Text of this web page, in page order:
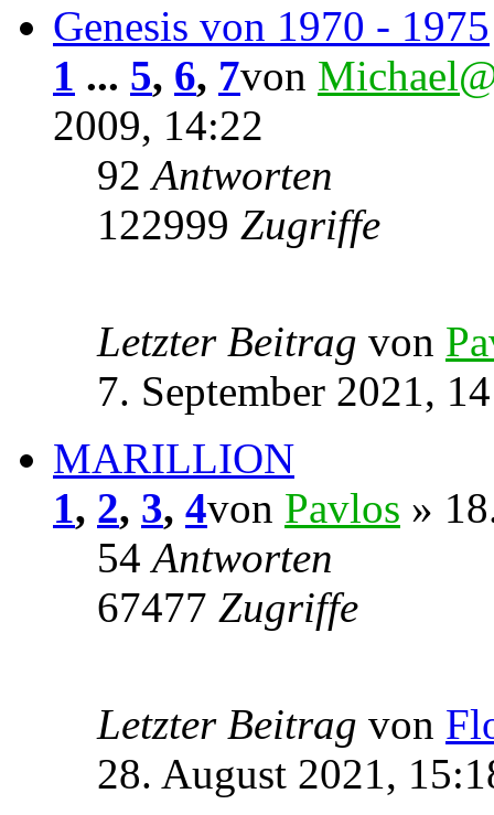
Genesis von 1970 - 1975
1 ... 5, 6, 7von
2009, 14:22
92Antworten
122999 Zugriffe
Letzter Beitrag von
7. September 2021,
MARILLION
1, 2, 3, 4von Pavlos »
54Antworten
67477 Zugriffe
Letzter Beitrag von
28. August 2021,